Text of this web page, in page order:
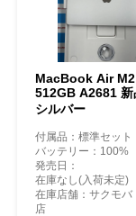
MacBook Air
512GB A2681 新
シルバー
付属品：標準セット
バッテリー：100%
発売日：
在庫なし(入荷未定)
在庫店舗：サクモ
店